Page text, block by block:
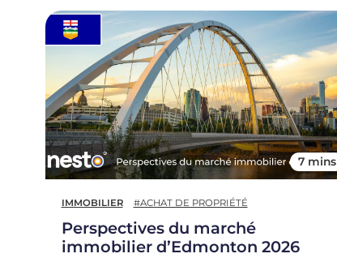
7 mins
IMMOBILIER #ACHAT DE PROPRIÉTÉ
Perspectives du marché
immobilier d’Edmonton 2026